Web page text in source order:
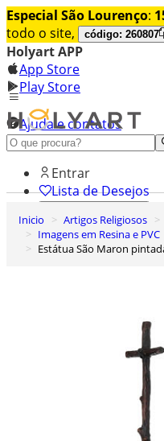
Especial São Lourenço:
todo o site,
código: 260807
Holyart APP
App Store
Play Store
Ajuda e contatos
Conheça premium
Entrar
Lista de Desejos
0
Carrinho de Compras
Inicio Artigos Religiosos
Imagens em Resina e PVC
Estátua São Maron